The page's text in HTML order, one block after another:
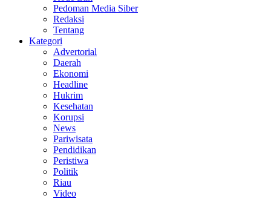
Pedoman Media Siber
Redaksi
Tentang
Kategori
Advertorial
Daerah
Ekonomi
Headline
Hukrim
Kesehatan
Korupsi
News
Pariwisata
Pendidikan
Peristiwa
Politik
Riau
Video